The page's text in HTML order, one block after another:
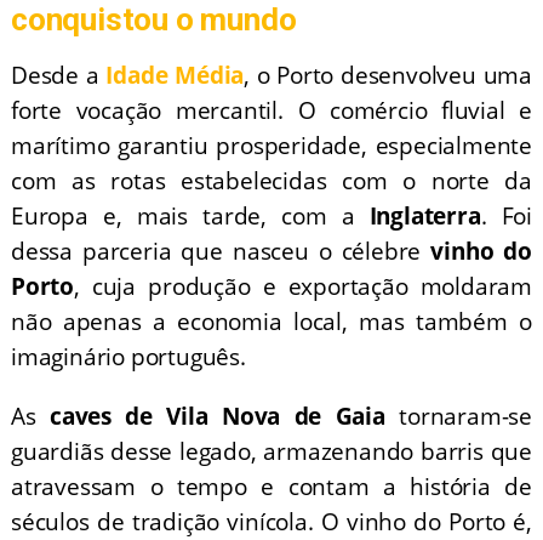
conquistou o mundo
Desde a Idade Média, o Porto desenvolveu uma
forte vocação mercantil. O comércio fluvial e
marítimo garantiu prosperidade, especialmente
com as rotas estabelecidas com o norte da
Europa e, mais tarde, com a Inglaterra. Foi
dessa parceria que nasceu o célebrevinho do
Porto, cuja produção e exportação moldaram
não apenas a economia local, mas também o
imaginário português.
As caves de Vila Nova de Gaia tornaram-se
guardiãs desse legado, armazenando barris que
atravessam o tempo e contam a história de
séculos de tradição vinícola. O vinho do Porto é,